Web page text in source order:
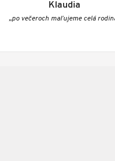
Klaudia
„po večeroch maľujeme celá